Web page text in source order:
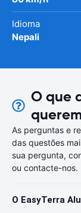
Idioma
Nepali
O que
As perguntas e
das questões
sua pergunta,
ou contacte-nos.
O EasyTerra